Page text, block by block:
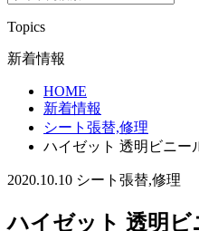
Topics
新着情報
HOME
新着情報
シート張替,修理
ハイゼット 透明ビニー
2020.10.10 シート張替,修理
ハイゼット 透明